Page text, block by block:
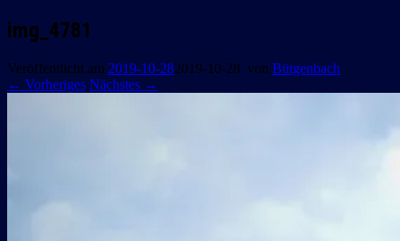
img_4781
Veröffentlicht am 2019-10-282019-10-28 von Bütgenbach
← Vorheriges Nächstes →